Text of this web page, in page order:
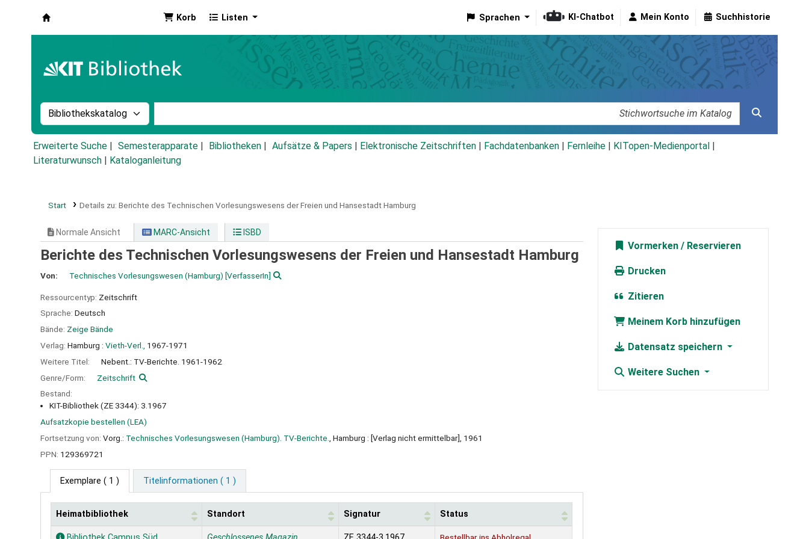
Korb Listen Sprachen KI-Chatbot Mein Konto Suchhistorie
Suche im Katalog nach:
Erweiterte Suche Semesterapparate Bibliotheken Aufsätze & Papers Elektronische Zeitschriften Fachdatenbanken Fernleihe KITopen-Medienportal
Literaturwunsch
Kataloganleitung
Start Details zu: Berichte des Technischen Vorlesungswesens der Freien und Hansestadt Hamburg
Normale Ansicht MARC-Ansicht ISBD
Berichte des Technischen Vorlesungswesens der Freien und Hansestadt Hamburg
Von: Technisches Vorlesungswesen (Hamburg) [VerfasserIn]
Ressourcentyp: Zeitschrift
Sprache: Deutsch
Bände: Zeige Bände
Verlag: Hamburg : Vieth-Verl.,
1967-1971
Weitere Titel:
Nebent.: TV-Berichte. 1961-1962
Genre/Form:
Zeitschrift
Bestand:
KIT-Bibliothek (ZE 3344): 3.1967
Aufsatzkopie bestellen (LEA)
Fortsetzung von: Vorg.: Technisches Vorlesungswesen (Hamburg). TV-Berichte.
, Hamburg : [Verlag nicht ermittelbar], 1961
PPN: 129369721
Exemplare ( 1 ) Titelinformationen ( 1 )
Exemplare
Heimatbibliothek Standort Signatur Status
Bestellbar ins Abholregal
Vormerken
Drucken
Zitieren
Meinem Korb hinzufügen
Datensatz speichern
Weitere Suchen